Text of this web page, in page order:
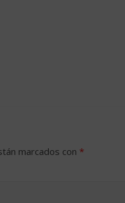
marcados con *